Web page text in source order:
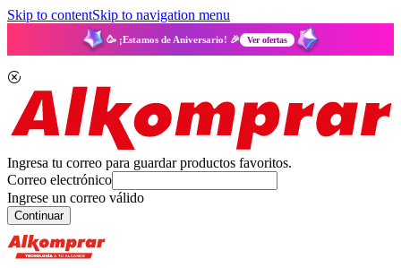
Skip to contentSkip to navigation menu
🥳 ¡Estamos de Aniversario! 🎉 Ver ofertas
Ingresa tu correo para guardar productos favoritos.
Correo electrónico
Ingrese un correo válido
Continuar